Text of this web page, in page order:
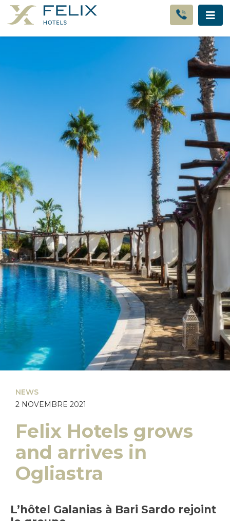
NEWS
2 NOVEMBRE 2021
Felix Hotels grows
and arrives in
Ogliastra
L’hôtel Galanias à Bari Sardo rejoint